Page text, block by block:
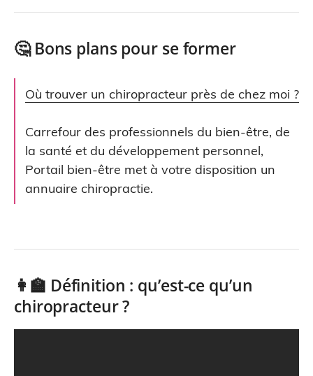
🤔 Bons plans pour se former
Où trouver un chiropracteur près de chez moi ?
Carrefour des professionnels du bien-être, de
la santé et du développement personnel,
Portail bien-être met à votre disposition un
annuaire chiropractie.
👩‍🏫 Définition : qu’est-ce qu’un
chiropracteur ?